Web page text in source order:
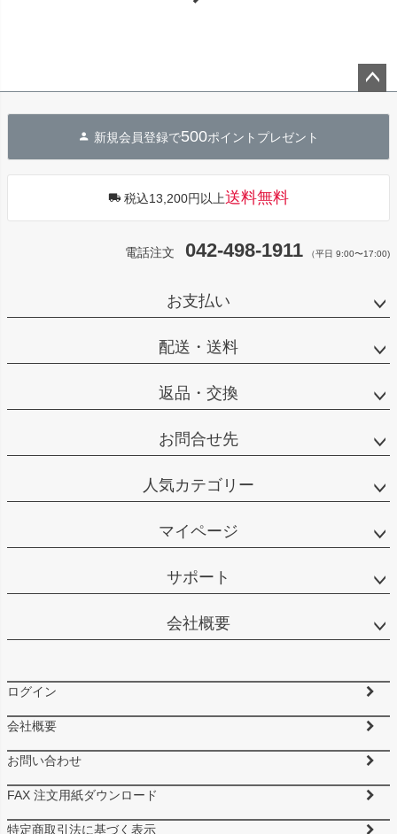
へ
新規会員登録で500ポイントプレゼント
税込13,200円以上送料無料
電話注文 042-498-1911 （平日 9:00〜17:00)
お支払い
配送・送料
返品・交換
お問合せ先
人気カテゴリー
マイページ
サポート
会社概要
ログイン
会社概要
お問い合わせ
FAX 注文用紙ダウンロード
特定商取引法に基づく表示